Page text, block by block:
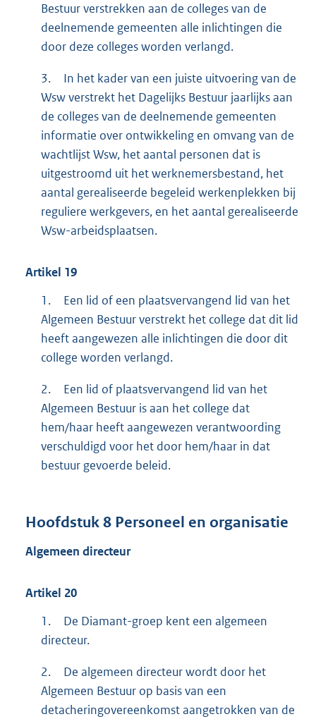
Bestuur verstrekken aan de colleges van de
deelnemende gemeenten alle inlichtingen die
door deze colleges worden verlangd.
3.
In het kader van een juiste uitvoering van de
Wsw verstrekt het Dagelijks Bestuur jaarlijks aan
de colleges van de deelnemende gemeenten
informatie over ontwikkeling en omvang van de
wachtlijst Wsw, het aantal personen dat is
uitgestroomd uit het werknemersbestand, het
aantal gerealiseerde begeleid werkenplekken bij
reguliere werkgevers, en het aantal gerealiseerde
Wsw-arbeidsplaatsen.
Artikel 19
1.
Een lid of een plaatsvervangend lid van het
Algemeen Bestuur verstrekt het college dat dit lid
heeft aangewezen alle inlichtingen die door dit
college worden verlangd.
2.
Een lid of plaatsvervangend lid van het
Algemeen Bestuur is aan het college dat
hem/haar heeft aangewezen verantwoording
verschuldigd voor het door hem/haar in dat
bestuur gevoerde beleid.
Hoofdstuk8 Personeel en organisatie
Algemeen directeur
Artikel 20
1.
De Diamant-groep kent een algemeen
directeur.
2.
De algemeen directeur wordt door het
Algemeen Bestuur op basis van een
detacheringovereenkomst aangetrokken van de